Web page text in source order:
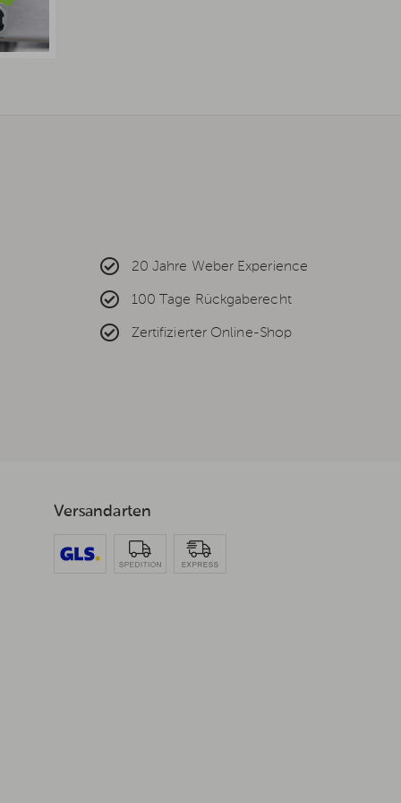
20 Jahre Weber Experience
100 Tage Rückgaberecht
Zertifizierter Online-Shop
Versandarten